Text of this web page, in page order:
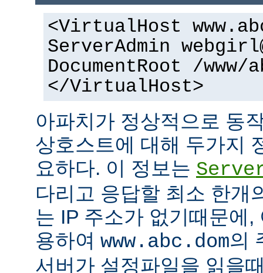
<VirtualHost
ServerAdmin
DocumentRoot /www/
</VirtualHost>
아파치가 정상적으로 동
상호스트에 대해 두가지
요하다. 이 정보는
다리고 응답할 최소 한개
는 IP 주소가 없기때문에
용하여 www.abc.dom의
서버가 설정파일을 읽을